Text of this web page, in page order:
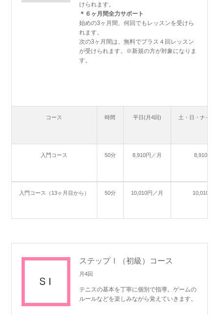
けられます。
＊６ヶ月間全力サポート
始めの3ヶ月間、何回でもレッスンを受けら
れます。
次の3ヶ月間は、無料でプラス４回レッスン
が受けられます。※新規の方が対象になりま
す。
コース 時間 平日(月4回) 土・日・ナイタ
入門コース 50分 8,910円／月 8,910円／
入門コース（13ヶ月目から） 50分 10,010円／月 10,010円
ステップⅠ（初級）コース
月4回
テニスの基本を丁寧に個別で指導。ゲームの
ルールなどを楽しみながら覚えていきます。